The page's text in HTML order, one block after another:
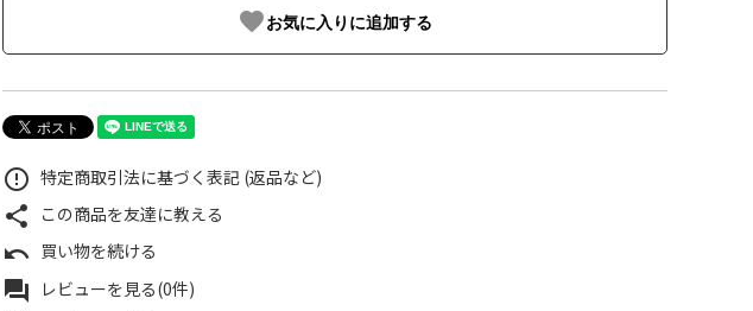
favoriteお気に入りに追加する
error_outline 特定商取引法に基づく表記 (返品など)
share この商品を友達に教える
undo 買い物を続ける
forum レビューを見る(0件)